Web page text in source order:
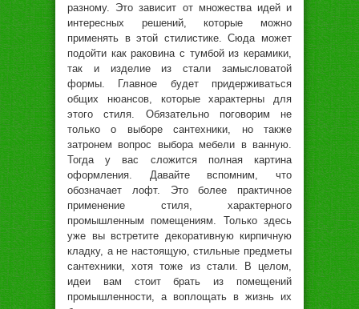
разному. Это зависит от множества идей и
интересных решений, которые можно
применять в этой стилистике. Сюда может
подойти как раковина с тумбой из керамики,
так и изделие из стали замысловатой
формы. Главное будет придерживаться
общих нюансов, которые характерны для
этого стиля. Обязательно поговорим не
только о выборе сантехники, но также
затронем вопрос выбора мебели в ванную.
Тогда у вас сложится полная картина
оформления. Давайте вспомним, что
обозначает лофт. Это более практичное
применение стиля, характерного
промышленным помещениям. Только здесь
уже вы встретите декоративную кирпичную
кладку, а не настоящую, стильные предметы
сантехники, хотя тоже из стали. В целом,
идеи вам стоит брать из помещений
промышленности, а воплощать в жизнь их